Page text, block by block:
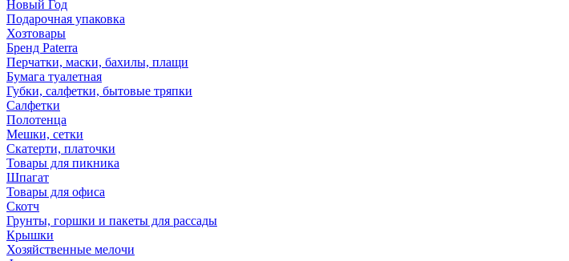
Новый Год
Подарочная упаковка
Хозтовары
Бренд Paterra
Перчатки, маски, бахилы, плащи
Бумага туалетная
Губки, салфетки, бытовые тряпки
Салфетки
Полотенца
Мешки, сетки
Скатерти, платочки
Товары для пикника
Шпагат
Товары для офиса
Скотч
Грунты, горшки и пакеты для рассады
Крышки
Хозяйственные мелочи